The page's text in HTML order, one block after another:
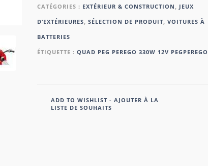
CATÉGORIES : EXTÉRIEUR & CONSTRUCTION , JEUX
D’EXTÉRIEURES, SÉLECTION DE PRODUIT, VOITURES À
BATTERIES
ÉTIQUETTE : QUAD PEG PEREGO 330W 12V PEGPEREGO
ADD TO WISHLIST - AJOUTER À LA
LISTE DE SOUHAITS